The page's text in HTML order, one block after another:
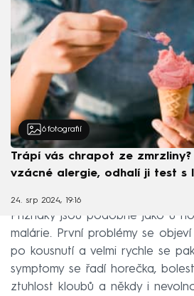
6 fotografií
Trápí vás chrapot ze
vzácné alergie, odhalí ji test s
24. srp 2024, 19:16
Příznaky jsou podobné jako u
malárie. První problémy se
po kousnutí a velmi rychle se
symptomy se řadí horečka,
ztuhlost kloubů a někdy i